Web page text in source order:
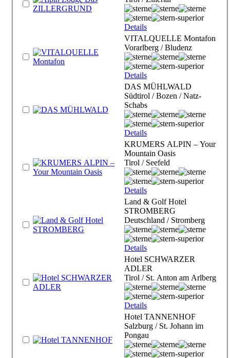
Details
VITALQUELLE Montafon
Vorarlberg / Bludenz
Details
DAS MÜHLWALD
Südtirol / Bozen / Natz-
Schabs
Details
KRUMERS ALPIN – Your
Mountain Oasis
Tirol / Seefeld
Details
Land & Golf Hotel
STROMBERG
Deutschland / Stromberg
Details
Hotel SCHWARZER
ADLER
Tirol / St. Anton am Arlberg
Details
Hotel TANNENHOF
Salzburg / St. Johann im
Pongau